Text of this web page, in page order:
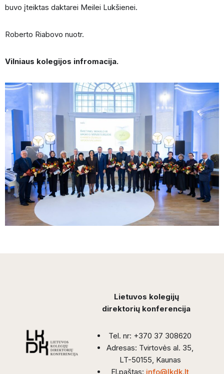
buvo įteiktas daktarei Meilei Lukšienei.
Roberto Riabovo nuotr.
Vilniaus kolegijos infromacija.
Lietuvos kolegijų
direktorių konferencija
Tel. nr: +370 37 308620
Adresas: Tvirtovės al. 35,
LT-50155, Kaunas
El.paštas: info@lkdk.lt